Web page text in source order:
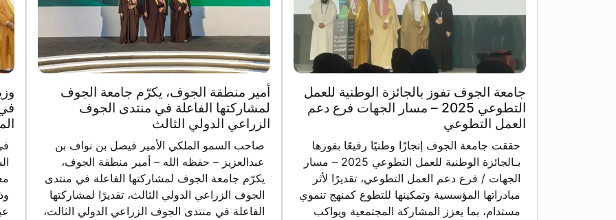
جامعة الجوف تفوز بالجائزة الوطنية للعمل
التطوعي 2025 – مسار الجهات فرع دعم
العمل التطوعي
حققت جامعة الجوف إنجازًا وطنيًا رفيعًا بفوزها
بـالجائزة الوطنية للعمل التطوعي 2025 – مسار
الجهات / فرع دعم العمل التطوعي، تقديرًا لأثر
مبادراتها المؤسسية وتمكينها للتطوع كمنهج تنموي
مستدام، بما يعزز المشاركة المجتمعية ويواكب
أمير منطقة الجوف، يكرّم جامعة الجوف
لمشاركتها الفاعلة في منتدى الجوف
الزراعي الدولي الثالث
صاحب السمو الملكي الأمير فيصل بن نواف بن
عبدالعزيز – حفظه الله – أمير منطقة الجوف،
يكرّم جامعة الجوف لمشاركتها الفاعلة في منتدى
الجوف الزراعي الدولي الثالث، تقديرًا لمشاركتها
الفاعلة في منتدى الجوف الزراعي الدولي الثالث،